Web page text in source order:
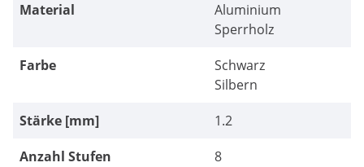
Material
Aluminium
Sperrholz
Farbe
Schwarz
Silbern
Stärke [mm]
1.2
Anzahl Stufen
8